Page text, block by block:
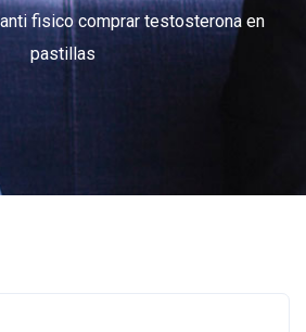
fisico comprar testosterona en
pastillas